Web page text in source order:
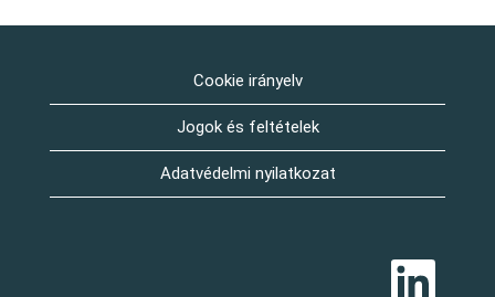
Cookie irányelv
Jogok és feltételek
Adatvédelmi nyilatkozat
Ú